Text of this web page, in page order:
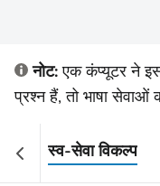
नोट:एक कंप्यूटर ने
प्रश्न हैं, तो भाषा सेवाओं
स्व-सेवा विकल्प